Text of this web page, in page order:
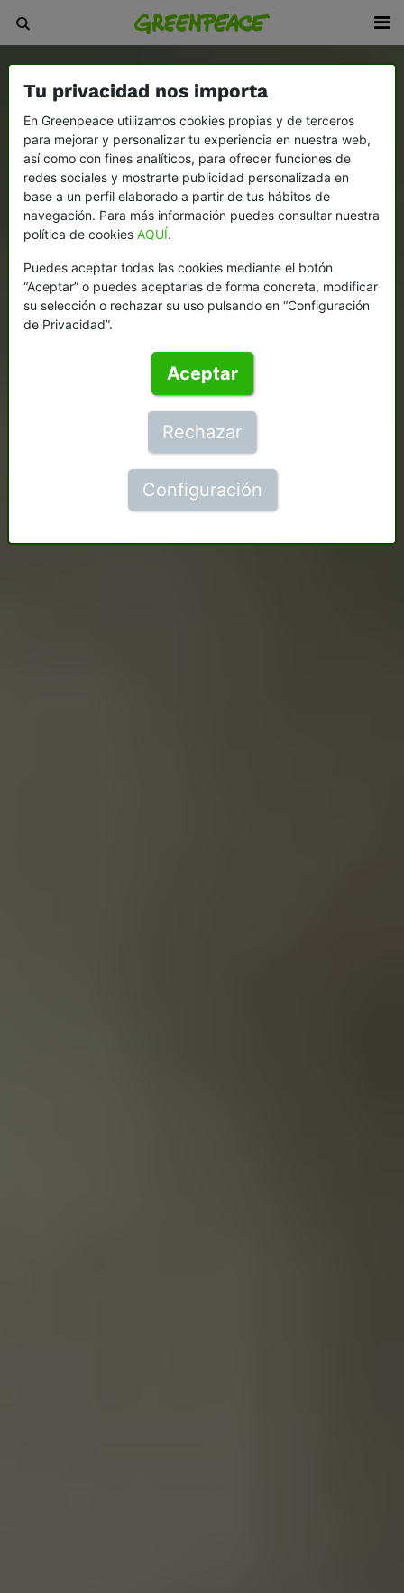
Tu privacidad nos importa
En Greenpeace utilizamos cookies propias y de terceros
para mejorar y personalizar tu experiencia en nuestra web,
así como con fines analíticos, para ofrecer funciones de
redes sociales y mostrarte publicidad personalizada en
base a un perfil elaborado a partir de tus hábitos de
navegación. Para más información puedes consultar nuestra
política de cookies AQUÍ.
Puedes aceptar todas las cookies mediante el botón
“Aceptar” o puedes aceptarlas de forma concreta, modificar
su selección o rechazar su uso pulsando en “Configuración
de Privacidad”.
Aceptar
Rechazar
Configuración